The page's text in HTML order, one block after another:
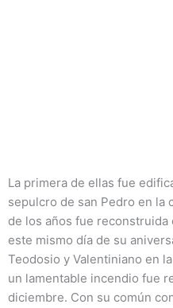
La primera de ellas fue
sepulcro de san Pedro en la
de los años fue reconstruida
este mismo día de su
Teodosio y Valentiniano en
un lamentable incendio fue
diciembre. Con su común